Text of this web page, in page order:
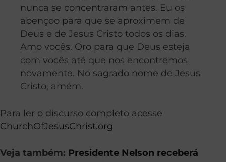
nunca se concentraram antes. Eu os
abençoo para que se aproximem de
Deus e de Jesus Cristo todos os dias.
Amo vocês. Oro para que Deus esteja
com vocês até que nos encontremos
novamente. No sagrado nome de Jesus
Cristo, amém.
Para ler o discurso completo acesse
ChurchOfJesusChrist.org
Veja também: Presidente Nelson receberá